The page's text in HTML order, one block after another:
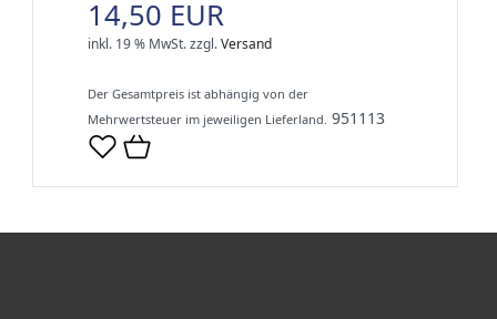
14,50 EUR
inkl. 19 % MwSt.zzgl.Versand
Der Gesamtpreis ist abhängig von der
Mehrwertsteuer im jeweiligen Lieferland. 951113